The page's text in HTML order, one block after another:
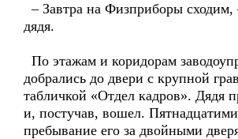
– Завтра на Физприборы сходим,
дядя.
По этажам и коридорам
добрались до двери с крупной
табличкой «Отдел кадров». Дядя
и, постучав, вошел.
пребывание его за двойными